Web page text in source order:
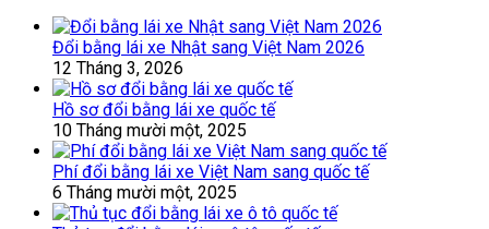
Đổi bằng lái xe Nhật sang Việt Nam 2026
12 Tháng 3, 2026
Hồ sơ đổi bằng lái xe quốc tế
10 Tháng mười một, 2025
Phí đổi bằng lái xe Việt Nam sang quốc tế
6 Tháng mười một, 2025